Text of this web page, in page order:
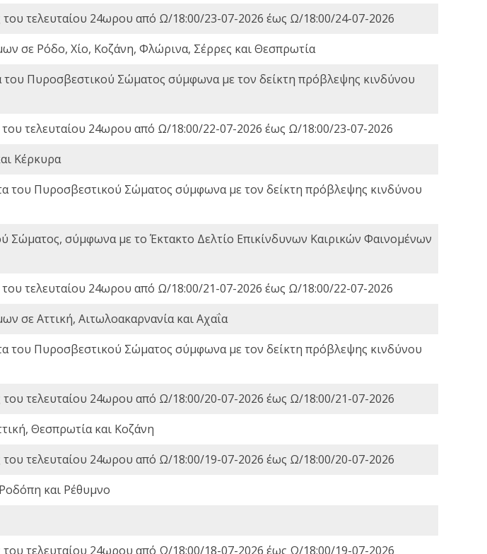
του τελευταίου 24ωρου από Ω/18:00/23-07-2026 έως Ω/18:00/24-07-2026
σε Ρόδο, Χίο, Κοζάνη, Φλώρινα, Σέρρες και Θεσπρωτία
του Πυροσβεστικού Σώματος σύμφωνα με τον δείκτη πρόβλεψης κινδύνου
του τελευταίου 24ωρου από Ω/18:00/22-07-2026 έως Ω/18:00/23-07-2026
Κέρκυρα
του Πυροσβεστικού Σώματος σύμφωνα με τον δείκτη πρόβλεψης κινδύνου
Σώματος, σύμφωνα με το Έκτακτο Δελτίο Επικίνδυνων Καιρικών Φαινομένων
του τελευταίου 24ωρου από Ω/18:00/21-07-2026 έως Ω/18:00/22-07-2026
σε Αττική, Αιτωλοακαρνανία και Αχαΐα
του Πυροσβεστικού Σώματος σύμφωνα με τον δείκτη πρόβλεψης κινδύνου
του τελευταίου 24ωρου από Ω/18:00/20-07-2026 έως Ω/18:00/21-07-2026
Θεσπρωτία και Κοζάνη
του τελευταίου 24ωρου από Ω/18:00/19-07-2026 έως Ω/18:00/20-07-2026
και Ρέθυμνο
του τελευταίου 24ωρου από Ω/18:00/18-07-2026 έως Ω/18:00/19-07-2026